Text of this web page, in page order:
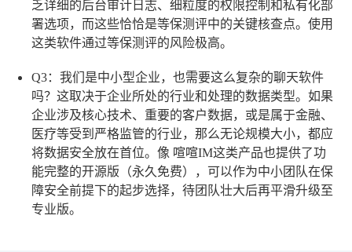
乏详细的后台审计日志、细粒度的权限控制和私有化部
署选项，而这些恰恰是等保测评中的关键核查点。使用
这类软件通过等保测评的风险极高。
Q3：我们是中小型企业，也需要这么复杂的聊天软件
吗？ 这取决于企业所处的行业和处理的数据类型。如果
企业涉及核心技术、重要的客户数据，或是属于金融、
医疗等受到严格监管的行业，那么无论规模大小，都应
将数据安全放在首位。像 喧喧IM这类产品也提供了功
能完整的开源版（永久免费），可以作为中小团队在保
障安全前提下的起步选择，待团队壮大后再平滑升级至
专业版。